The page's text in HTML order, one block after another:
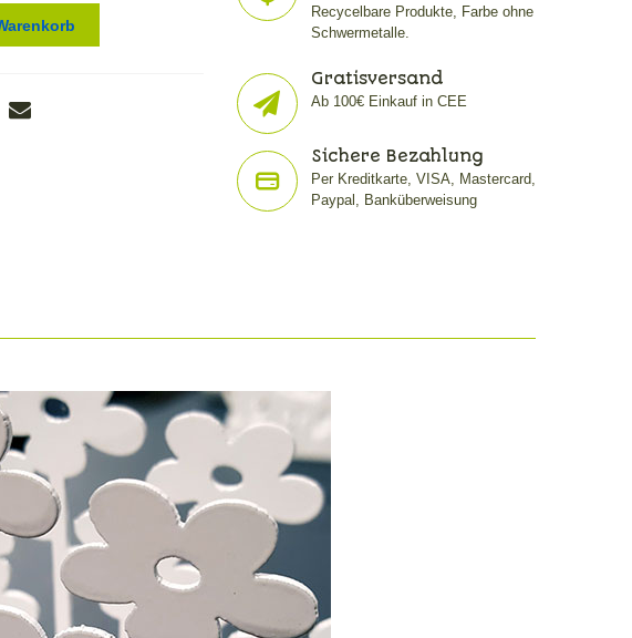
Recycelbare Produkte, Farbe ohne
Schwermetalle.
Gratisversand
Ab 100€ Einkauf in CEE
Sichere Bezahlung
Per Kreditkarte, VISA, Mastercard,
Paypal, Banküberweisung